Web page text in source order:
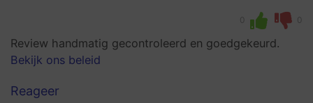
0 0
Review handmatig gecontroleerd en goedgekeurd.
Bekijk ons beleid
Reageer